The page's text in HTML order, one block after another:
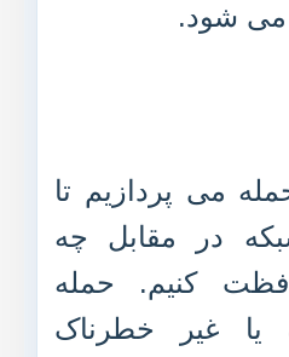
می شود.
می پردازیم تا
در مقابل چه
کنیم. حمله
یا غیر خطرناک